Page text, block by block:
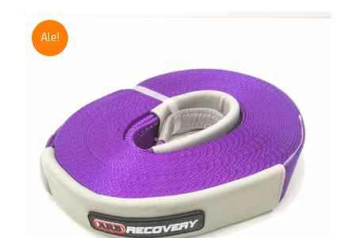
Ale!